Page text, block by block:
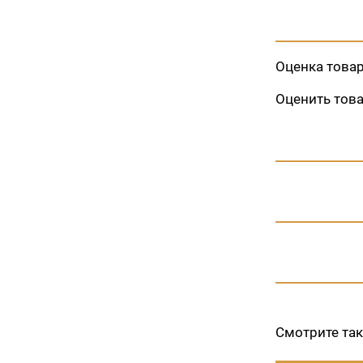
Оценка
Оценить
Смотрите